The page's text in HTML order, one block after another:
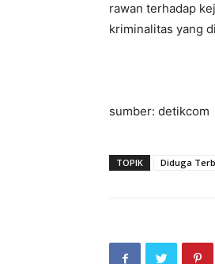
rawan terhadap
kriminalitas yang
sumber: detikcom
TOPIK Diduga